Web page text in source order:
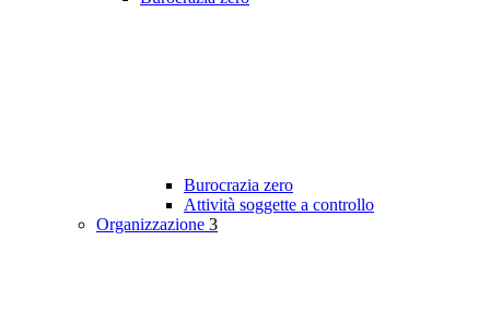
Burocrazia zero
Attività soggette a controllo
Organizzazione 3